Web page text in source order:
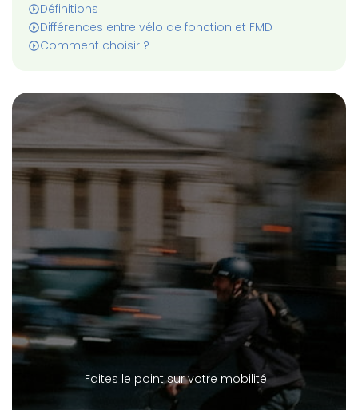
Définitions
Différences entre vélo de fonction et FMD
Comment choisir ?
Faites le point sur votre mobilité